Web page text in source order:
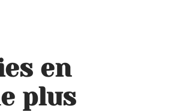
en
plus